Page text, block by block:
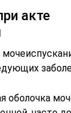
акте
оболочка